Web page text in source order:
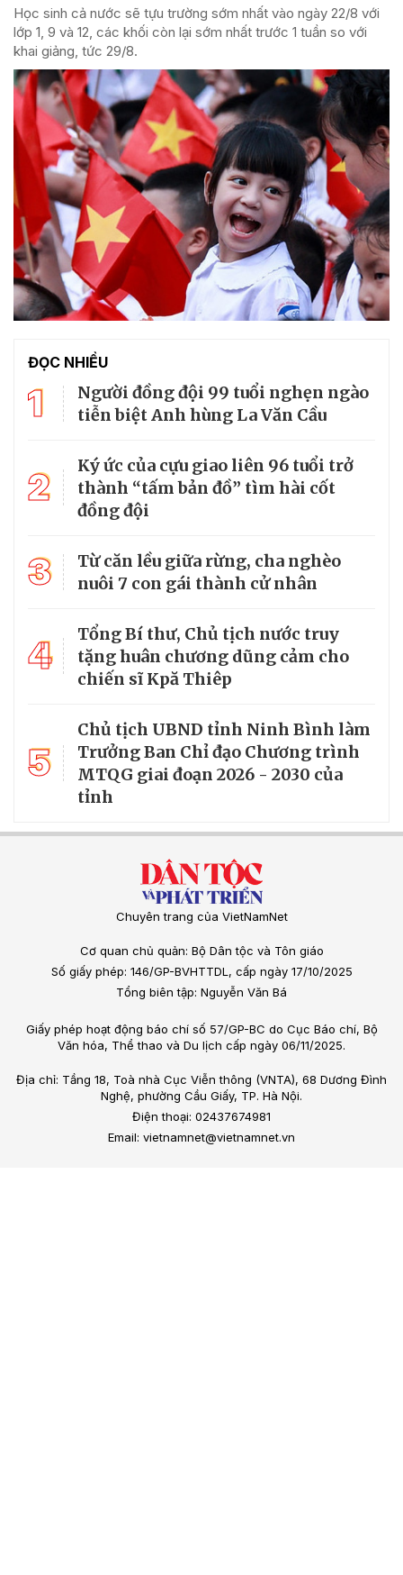
Học sinh cả nước sẽ tựu trường sớm nhất vào ngày 22/8 với
lớp 1, 9 và 12, các khối còn lại sớm nhất trước 1 tuần so với
khai giảng, tức 29/8.
ĐỌC NHIỀU
1
Người đồng đội 99 tuổi nghẹn ngào
tiễn biệt Anh hùng La Văn Cầu
2
Ký ức của cựu giao liên 96 tuổi trở
thành “tấm bản đồ” tìm hài cốt
đồng đội
3
Từ căn lều giữa rừng, cha nghèo
nuôi 7 con gái thành cử nhân
4
Tổng Bí thư, Chủ tịch nước truy
tặng huân chương dũng cảm cho
chiến sĩ Kpă Thiêp
5
Chủ tịch UBND tỉnh Ninh Bình làm
Trưởng Ban Chỉ đạo Chương trình
MTQG giai đoạn 2026 - 2030 của
tỉnh
Chuyên trang của VietNamNet
Cơ quan chủ quản: Bộ Dân tộc và Tôn giáo
Số giấy phép: 146/GP-BVHTTDL, cấp ngày 17/10/2025
Tổng biên tập: Nguyễn Văn Bá
Giấy phép hoạt động báo chí số 57/GP-BC do Cục Báo chí, Bộ
Văn hóa, Thể thao và Du lịch cấp ngày 06/11/2025.
Địa chỉ: Tầng 18, Toà nhà Cục Viễn thông (VNTA), 68 Dương Đình
Nghệ, phường Cầu Giấy, TP. Hà Nội.
Điện thoại: 02437674981
Email: vietnamnet@vietnamnet.vn